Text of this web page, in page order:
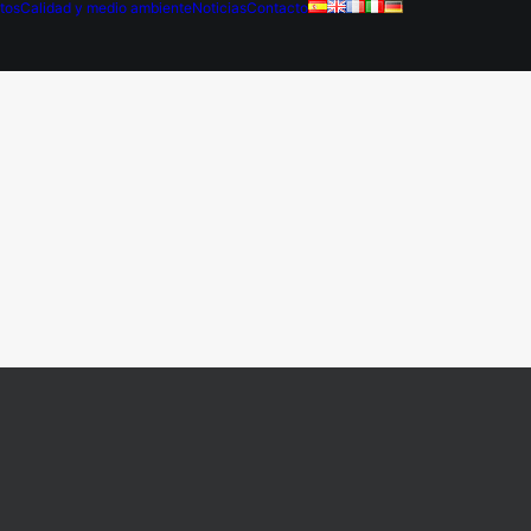
Calidad y medio ambienteNoticiasContacto